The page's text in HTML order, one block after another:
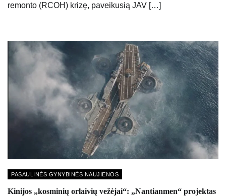
remonto (RCOH) krizę, paveikusią JAV […]
PASAULINĖS GYNYBINĖS NAUJIENOS
Kinijos „kosminių orlaivių vežėjai“: „Nantianmen“ projektas